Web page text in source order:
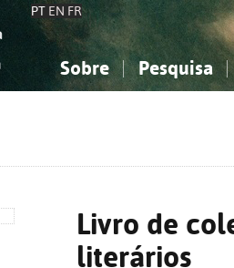
PT EN FR
Sobre Pesquisa
Livro de
literários